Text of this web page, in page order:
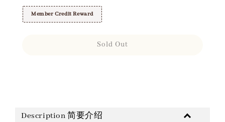
Member Credit Reward
Sold Out
Description 简要介绍